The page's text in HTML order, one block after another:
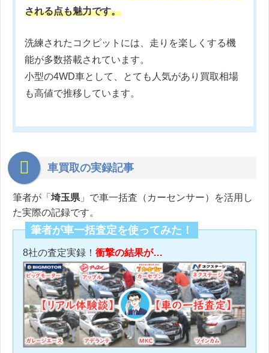
される点も魅力です。
洗練されたコクピットには、走りを楽しくする機
能が多数搭載されています。
小型の4WD車として、とても人気があり買取相場
も高値で推移しています。
車買取の実録記事
筆者が「 埼玉県 」で車一括査（カーセンサー）を活用し
た実際の記録です。
筆者が車一括査定を使ってみた！
8社の査定実録！ 衝撃の結果が…